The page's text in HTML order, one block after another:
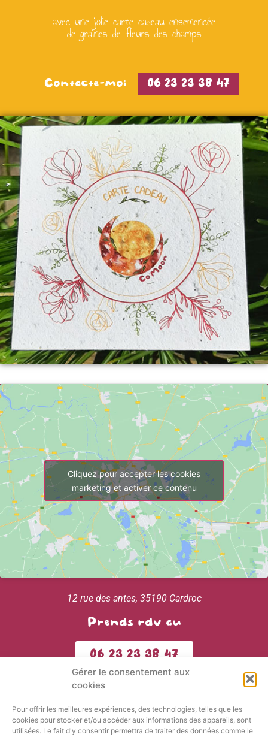
Gérer le consentement aux
cookies
Pour offrir les meilleures expériences, des technologies, telles que les
cookies pour stocker et/ou accéder aux informations des appareils, sont
utilisées. Le fait d'y consentir permettra de traiter des données comme le
avec une jolie carte cadeau ensemencée
de graines de fleurs des champs
Contacte-moi 06 23 23 38 47
Cliquez pour accepter les cookies
marketing et activer ce contenu
12 rue des antes, 35190 Cardroc
Prends rdv au
06 23 23 38 47
Inscris-toi à la newsletter :